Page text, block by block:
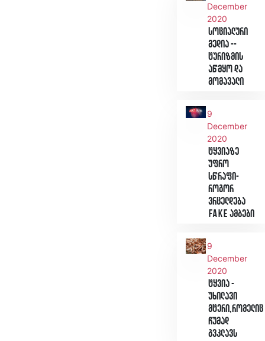
December
2020
სოციალური
მედია --
ტურიზმის
აწმყო და
მომავალი
9
December
2020
ტყვიაზე
უფრო
სწრაფი-
როგორ
ვრცელდება
Fake ამბები
9
December
2020
ტყვია -
უხილავი
მტერი,რომელიც
ჩუმად
გვკლავს